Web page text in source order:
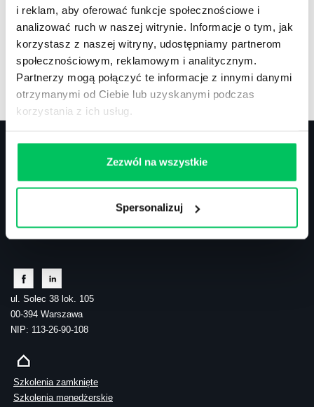
i reklam, aby oferować funkcje społecznościowe i
analizować ruch w naszej witrynie. Informacje o tym, jak
korzystasz z naszej witryny, udostępniamy partnerom
społecznościowym, reklamowym i analitycznym.
Partnerzy mogą połączyć te informacje z innymi danymi
otrzymanymi od Ciebie lub uzyskanymi podczas
korzystania z ich usług.
Zezwól na wszystkie
Spersonalizuj
Artykuły,Artykuły cd.,Prawo
Standardowe informacje z obszaru szkoleń.
Kontakt
tel.: 505 273 550
ul. Solec 38 lok. 105
00-394 Warszawa
NIP: 113-26-90-108
Szkolenia zamknięte
Szkolenia menedżerskie